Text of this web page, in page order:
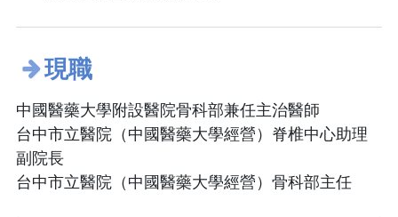
現職
中國醫藥大學附設醫院骨科部兼任主治醫師
台中市立醫院（中國醫藥大學經營）脊椎中心助理
副院長
台中市立醫院（中國醫藥大學經營）骨科部主任